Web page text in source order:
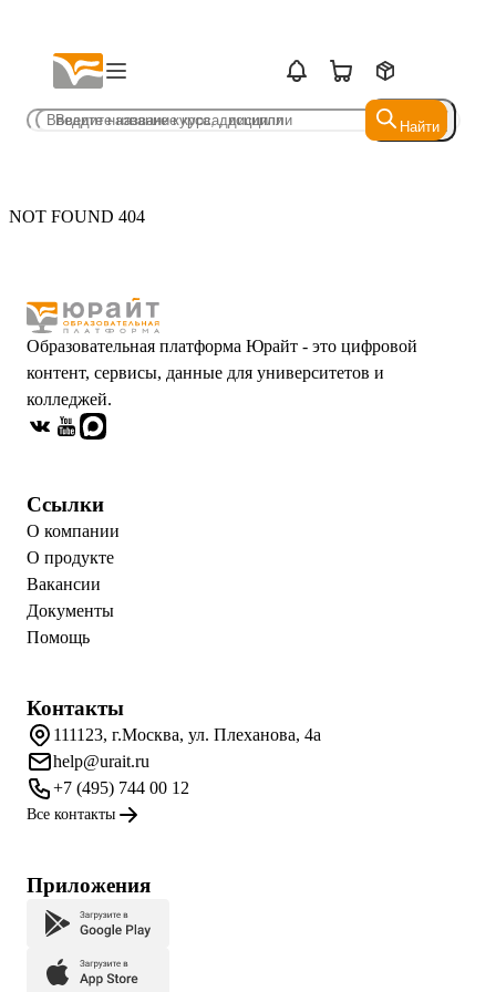
Найти
Найти
NOT FOUND 404
Образовательная платформа Юрайт - это цифровой
контент, сервисы, данные для университетов и
колледжей.
Ссылки
О компании
О продукте
Вакансии
Документы
Помощь
Контакты
111123, г.Москва, ул. Плеханова, 4а
help@urait.ru
+7 (495) 744 00 12
Все контакты
Приложения